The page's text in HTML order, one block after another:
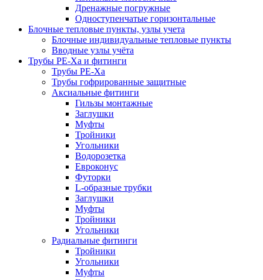
Дренажные погружные
Одноступенчатые горизонтальные
Блочные тепловые пункты, узлы учета
Блочные индивидуальные тепловые пункты
Вводные узлы учёта
Трубы РЕ-Ха и фитинги
Трубы РЕ-Ха
Трубы гофрированные защитные
Аксиальные фитинги
Гильзы монтажные
Заглушки
Муфты
Тройники
Угольники
Водорозетка
Евроконус
Футорки
L-образные трубки
Заглушки
Муфты
Тройники
Угольники
Радиальные фитинги
Тройники
Угольники
Муфты